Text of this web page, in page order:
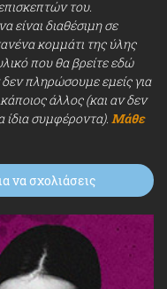
του.
είναι διαθέσιμη σε
κομμάτι της ύλης
που θα βρείτε εδώ
πληρώσουμε εμείς για
άλλος (και αν δεν
ίδια συμφέροντα). Μάθε
να σχολιάσεις